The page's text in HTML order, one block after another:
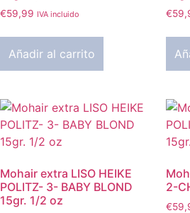
€59,99 IVA incluido
Añadir al carrito
€
Mohair extra LISO HEIKE
POLITZ- 3- BABY BLOND
15gr. 1/2 oz
2-
€